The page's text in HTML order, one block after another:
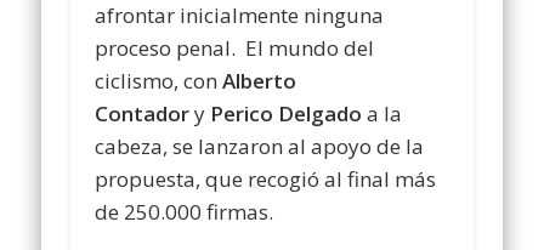
afrontar inicialmente ninguna
proceso penal. El mundo del
ciclismo, con Alberto
Contadory Perico Delgadoa la
cabeza, se lanzaron al apoyo de la
propuesta, que recogió al final más
de 250.000 firmas.